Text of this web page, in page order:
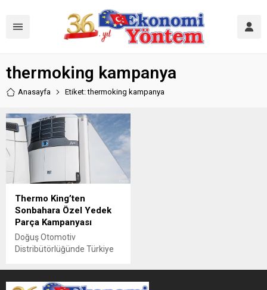
thermoking kampanya
Anasayfa Etiket: thermoking kampanya
Thermo King’ten
Sonbahara Özel Yedek
Parça Kampanyası
Doğuş Otomotiv
Distribütörlüğünde Türkiye
soğuk zincir taşımacılığının
en çok tercih edilen